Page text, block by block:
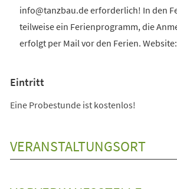
info@tanzbau.de erforderlich! In den
teilweise ein Ferienprogramm, die
erfolgt per Mail vor den Ferien.
Eintritt
Eine Probestunde ist kostenlos!
VERANSTALTUNGSORT